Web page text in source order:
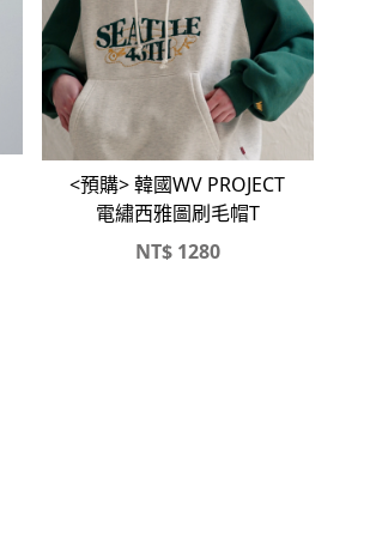
<預購> 韓國WV PROJECT
電繡西雅圖刷毛帽T
NT$1280